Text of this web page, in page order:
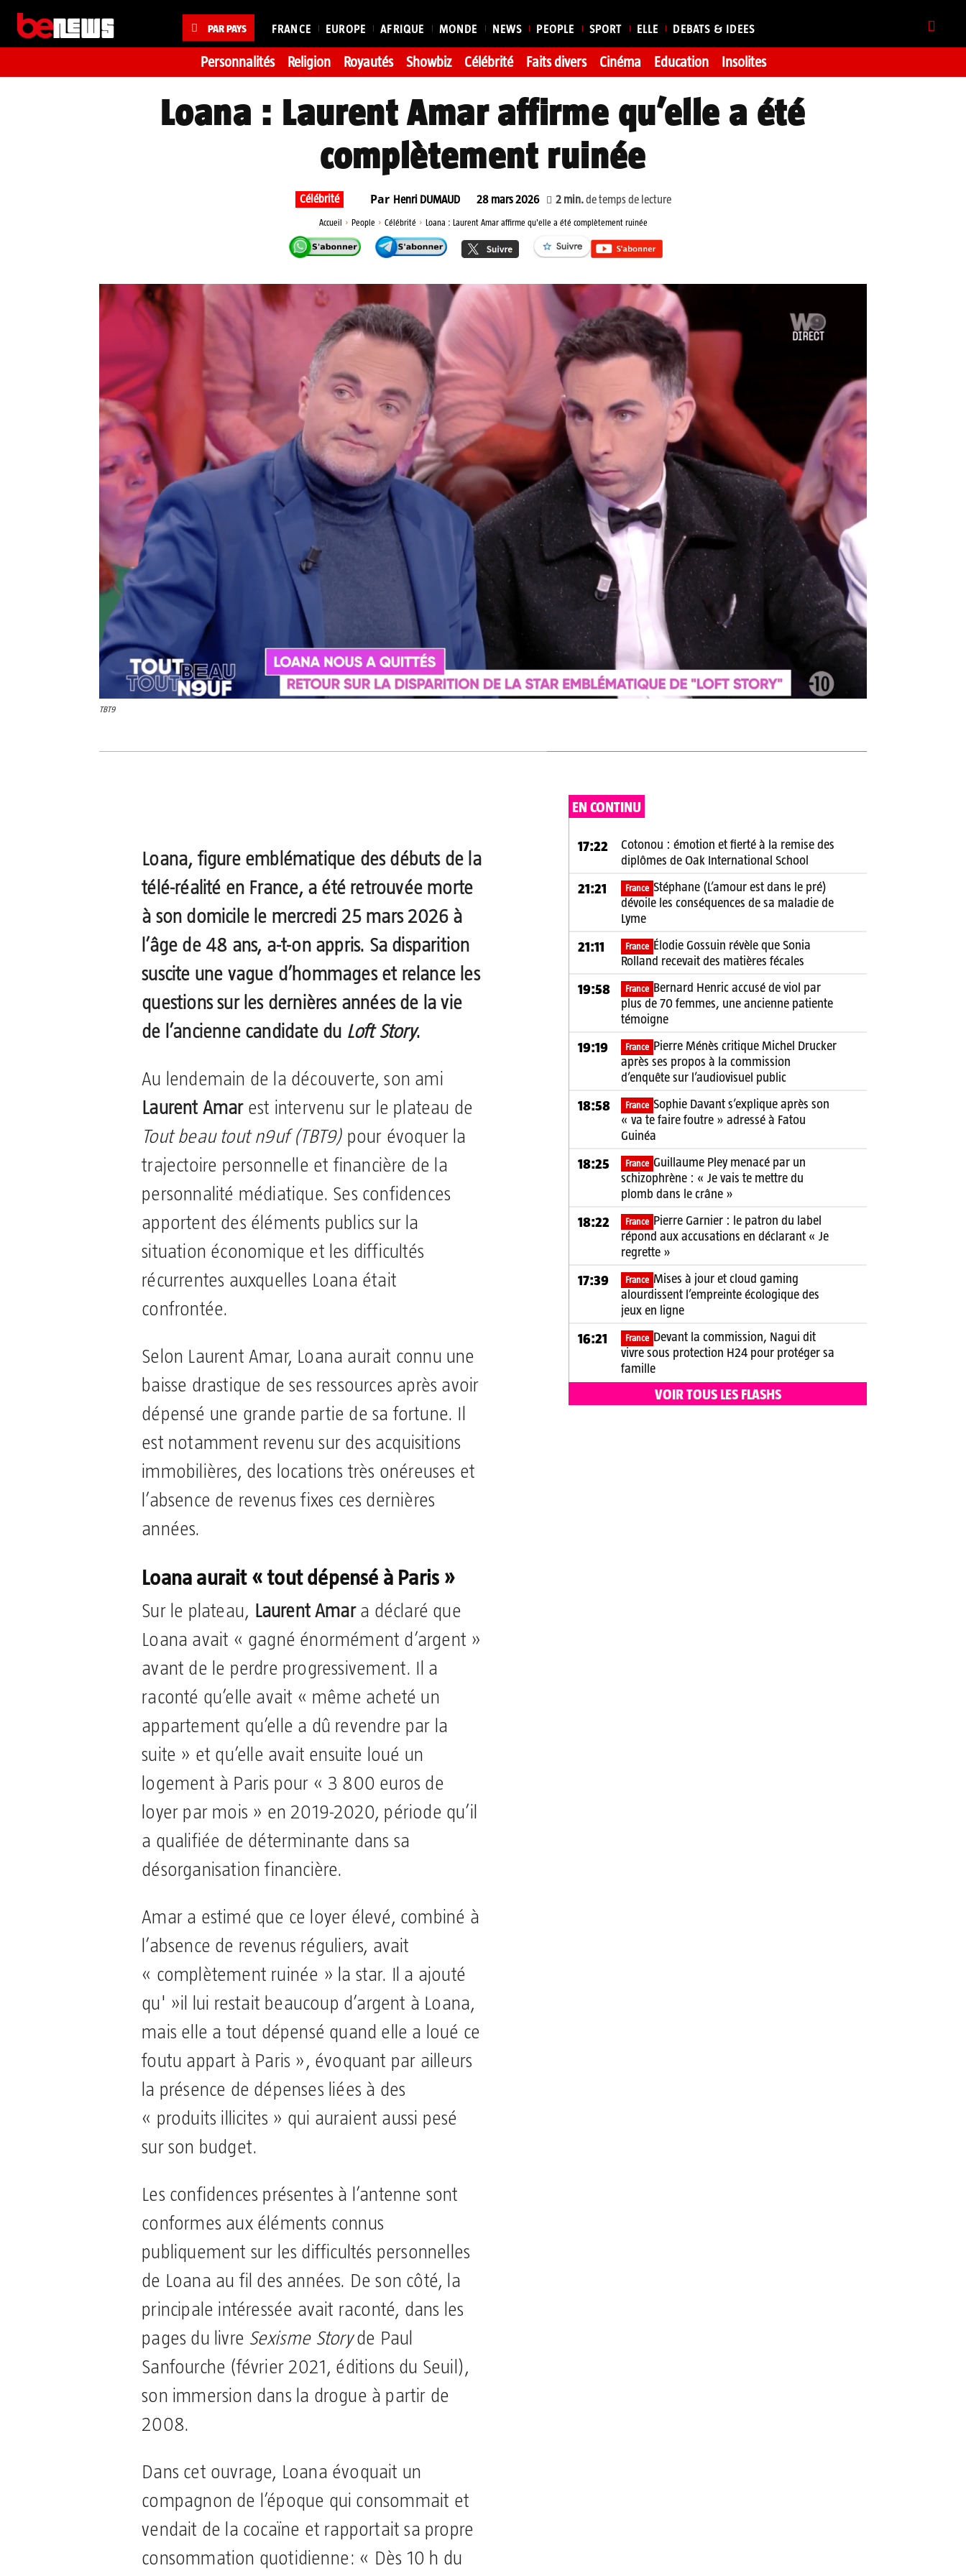
PAR PAYS FRANCE EUROPE AFRIQUE MONDE NEWS PEOPLE SPORT ELLE DEBATS & IDEES
Personnalités Religion Royautés Showbiz Célébrité Faits divers Cinéma Education Insolites
Loana : Laurent Amar affirme qu’elle a été
complètement ruinée
Célébrité Par Henri DUMAUD 28 mars 2026 2min. de temps de lecture
Accueil People Célébrité Loana : Laurent Amar affirme qu'elle a été complètement ruinée
TBT9
Loana, figure emblématique des débuts de la
télé-réalité en France, a été retrouvée morte
à son domicile le mercredi 25 mars 2026 à
l’âge de 48 ans, a-t-on appris. Sa disparition
suscite une vague d’hommages et relance les
questions sur les dernières années de la vie
de l’ancienne candidate du Loft Story.
Au lendemain de la découverte, son ami
Laurent Amarest intervenu sur le plateau de
Tout beau tout n9uf (TBT9) pour évoquer la
trajectoire personnelle et financière de la
personnalité médiatique. Ses confidences
apportent des éléments publics sur la
situation économique et les difficultés
récurrentes auxquelles Loana était
confrontée.
Selon Laurent Amar, Loana aurait connu une
baisse drastique de ses ressources après avoir
dépensé une grande partie de sa fortune. Il
est notamment revenu sur des acquisitions
immobilières, des locations très onéreuses et
l’absence de revenus fixes ces dernières
années.
Loana aurait « tout dépensé à Paris »
Sur le plateau, Laurent Amara déclaré que
Loana avait « gagné énormément d’argent »
avant de le perdre progressivement. Il a
raconté qu’elle avait « même acheté un
appartement qu’elle a dû revendre par la
suite » et qu’elle avait ensuite loué un
logement à Paris pour « 3 800 euros de
loyer par mois » en 2019-2020, période qu’il
a qualifiée de déterminante dans sa
désorganisation financière.
Amar a estimé que ce loyer élevé, combiné à
l’absence de revenus réguliers, avait
« complètement ruinée » la star. Il a ajouté
qu' »il lui restait beaucoup d’argent à Loana,
mais elle a tout dépensé quand elle a loué ce
foutu appart à Paris », évoquant par ailleurs
la présence de dépenses liées à des
« produits illicites » qui auraient aussi pesé
sur son budget.
Les confidences présentes à l’antenne sont
conformes aux éléments connus
publiquement sur les difficultés personnelles
de Loana au fil des années. De son côté, la
principale intéressée avait raconté, dans les
pages du livre Sexisme Storyde Paul
Sanfourche (février 2021, éditions du Seuil),
son immersion dans la drogue à partir de
2008.
Dans cet ouvrage, Loana évoquait un
compagnon de l’époque qui consommait et
vendait de la cocaïne et rapportait sa propre
consommation quotidienne: « Dès 10 h du
EN CONTINU
17:22
Cotonou : émotion et fierté à la remise des
diplômes de Oak International School
21:21 France Stéphane (L’amour est dans le pré)
dévoile les conséquences de sa maladie de
Lyme
21:11 France Élodie Gossuin révèle que Sonia
Rolland recevait des matières fécales
19:58 France Bernard Henric accusé de viol par
plus de 70 femmes, une ancienne patiente
témoigne
19:19 France Pierre Ménès critique Michel Drucker
après ses propos à la commission
d’enquête sur l’audiovisuel public
18:58 France Sophie Davant s’explique après son
« va te faire foutre » adressé à Fatou
Guinéa
18:25 France Guillaume Pley menacé par un
schizophrène : « Je vais te mettre du
plomb dans le crâne »
18:22 France Pierre Garnier : le patron du label
répond aux accusations en déclarant « Je
regrette »
17:39 France Mises à jour et cloud gaming
alourdissent l’empreinte écologique des
jeux en ligne
16:21 France Devant la commission, Nagui dit
vivre sous protection H24 pour protéger sa
famille
VOIR TOUS LES FLASHS